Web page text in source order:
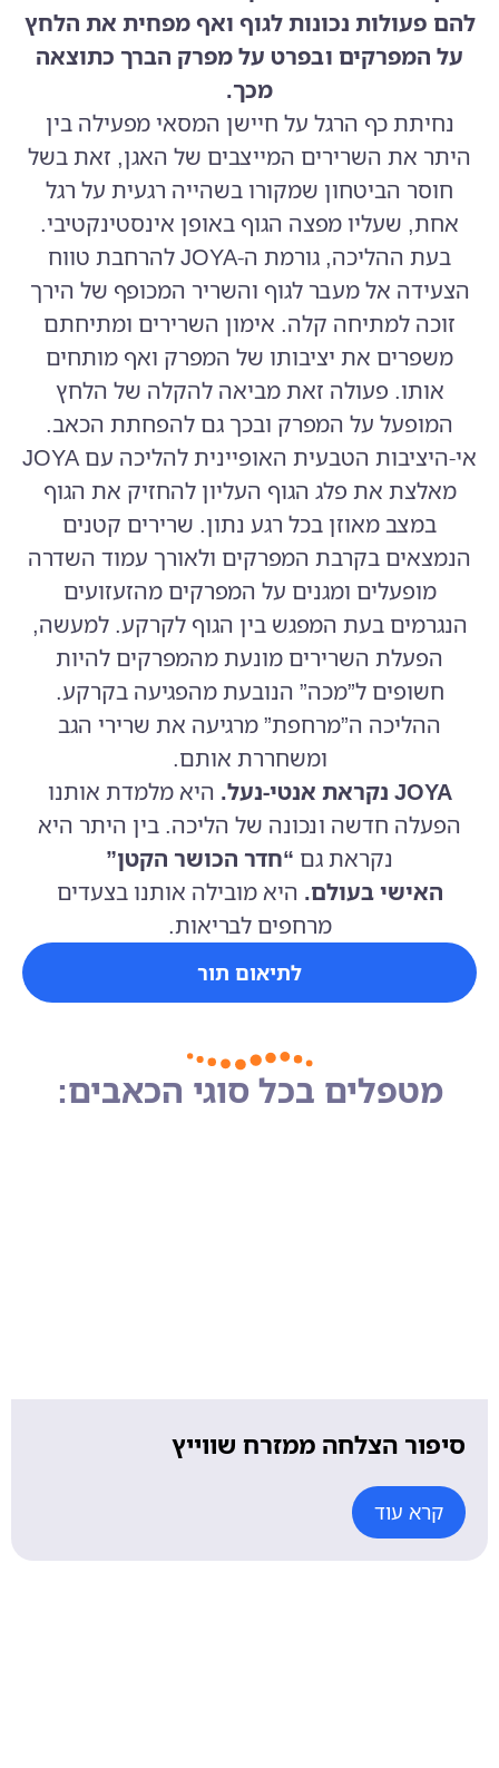
להם פעולות נכונות לגוף ואף מפחית את הלחץ
על המפרקים ובפרט על מפרק הברך כתוצאה
מכך.
נחיתת כף הרגל על חיישן המסאי מפעילה בין
היתר את השרירים המייצבים של האגן, זאת בשל
חוסר הביטחון שמקורו בשהייה רגעית על רגל
אחת, שעליו מפצה הגוף באופן אינסטינקטיבי.
בעת ההליכה, גורמת ה-JOYA להרחבת טווח
הצעידה אל מעבר לגוף והשריר המכופף של הירך
זוכה למתיחה קלה. אימון השרירים ומתיחתם
משפרים את יציבותו של המפרק ואף מותחים
אותו. פעולה זאת מביאה להקלה של הלחץ
המופעל על המפרק ובכך גם להפחתת הכאב.
אי-היציבות הטבעית האופיינית להליכה עם JOYA
מאלצת את פלג הגוף העליון להחזיק את הגוף
במצב מאוזן בכל רגע נתון. שרירים קטנים
הנמצאים בקרבת המפרקים ולאורך עמוד השדרה
מופעלים ומגנים על המפרקים מהזעזועים
הנגרמים בעת המפגש בין הגוף לקרקע. למעשה,
הפעלת השרירים מונעת מהמפרקים להיות
חשופים ל”מכה” הנובעת מהפגיעה בקרקע.
ההליכה ה”מרחפת” מרגיעה את שרירי הגב
ומשחררת אותם.
JOYA נקראת אנטי-נעל.
היא מלמדת אותנו
הפעלה חדשה ונכונה של הליכה. בין היתר היא
נקראת גם “חדר הכושר הקטן”
האישי בעולם. היא מובילה אותנו בצעדים
מרחפים לבריאות.
לתיאום תור
מטפלים בכל סוגי הכאבים:
סיפור הצלחה ממזרח שווייץ
קרא עוד